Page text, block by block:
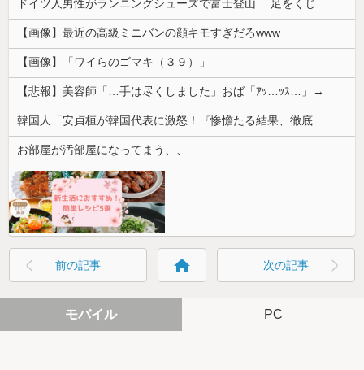
【画像】最近の高級ミニバンの顔キモすぎだろwww
【画像】「ワイらのゴマキ（３９）」
【悲報】美容師「…手は尽くしました」おば「ｱｯ…ｯｽ…」→
お部屋が汚部屋になってまう、、
前の記事 home 次の記事
モバイル PC